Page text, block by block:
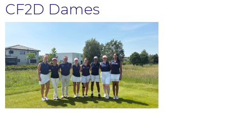
CF2D Dames